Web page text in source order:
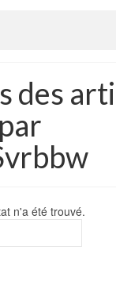
pour la
à Mostaganem
<-> Mostaganem
en images
des
n'a été trouvé.